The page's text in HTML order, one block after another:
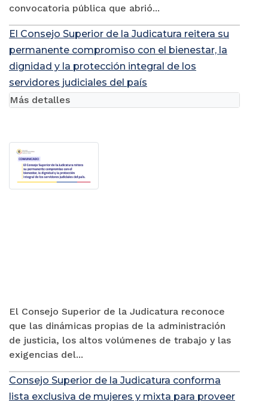
convocatoria pública que abrió...
El Consejo Superior de la Judicatura reitera su
permanente compromiso con el bienestar, la
dignidad y la protección integral de los
servidores judiciales del país
El Consejo Superior de la Judicatura reconoce
que las dinámicas propias de la administración
de justicia, los altos volúmenes de trabajo y las
exigencias del...
Más detalles
Consejo Superior de la Judicatura conforma
lista exclusiva de mujeres y mixta para proveer